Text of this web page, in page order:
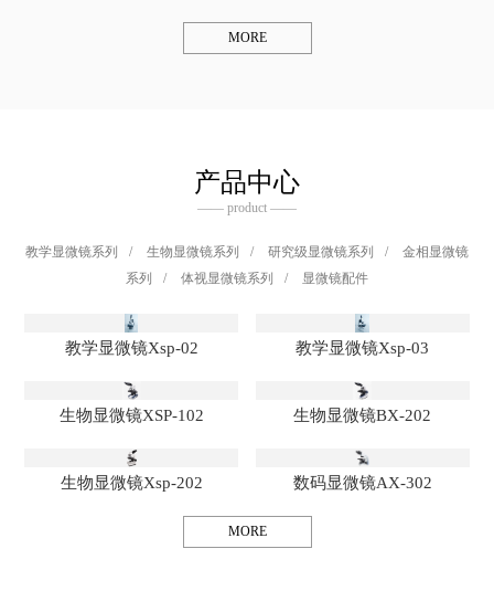
MORE
产品中心
—— product ——
教学显微镜系列 / 生物显微镜系列 / 研究级显微镜系列 /
金相显微镜
系列
/ 体视显微镜系列 / 显微镜配件
教学显微镜Xsp-02 教学显微镜Xsp-03
生物显微镜XSP-102 生物显微镜BX-202
生物显微镜Xsp-202 数码显微镜AX-302
MORE